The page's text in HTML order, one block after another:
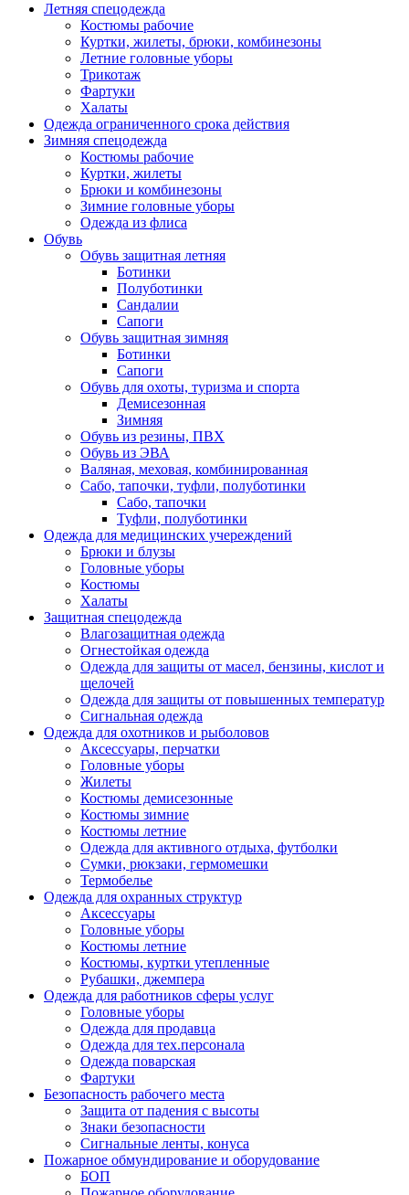
Летняя спецодежда
Костюмы рабочие
Куртки, жилеты, брюки, комбинезоны
Летние головные уборы
Трикотаж
Фартуки
Халаты
Одежда ограниченного срока действия
Зимняя спецодежда
Костюмы рабочие
Куртки, жилеты
Брюки и комбинезоны
Зимние головные уборы
Одежда из флиса
Обувь
Обувь защитная летняя
Ботинки
Полуботинки
Сандалии
Сапоги
Обувь защитная зимняя
Ботинки
Сапоги
Обувь для охоты, туризма и спорта
Демисезонная
Зимняя
Обувь из резины, ПВХ
Обувь из ЭВА
Валяная, меховая, комбинированная
Сабо, тапочки, туфли, полуботинки
Сабо, тапочки
Туфли, полуботинки
Одежда для медицинских учереждений
Брюки и блузы
Головные уборы
Костюмы
Халаты
Защитная спецодежда
Влагозащитная одежда
Огнестойкая одежда
Одежда для защиты от масел, бензины, кислот и
щелочей
Одежда для защиты от повышенных температур
Сигнальная одежда
Одежда для охотников и рыболовов
Аксессуары, перчатки
Головные уборы
Жилеты
Костюмы демисезонные
Костюмы зимние
Костюмы летние
Одежда для активного отдыха, футболки
Сумки, рюкзаки, гермомешки
Термобелье
Одежда для охранных структур
Аксессуары
Головные уборы
Костюмы летние
Костюмы, куртки утепленные
Рубашки, джемпера
Одежда для работников сферы услуг
Головные уборы
Одежда для продавца
Одежда для тех.персонала
Одежда поварская
Фартуки
Безопасность рабочего места
Защита от падения с высоты
Знаки безопасности
Сигнальные ленты, конуса
Пожарное обмундирование и оборудование
БОП